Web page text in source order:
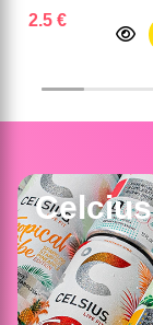
2.5 €
Celcius